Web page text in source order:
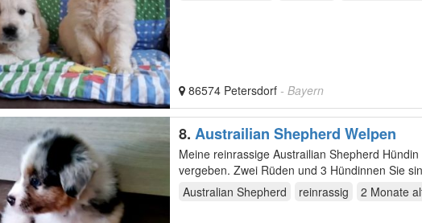
86574 Petersdorf - Bayern
8. Austrailian Shepherd Welpen
Meine reinrassige Austrailian Shepherd
vergeben. Zwei Rüden und 3 Hündinnen Sie sind nun 8 Wochen alt und haben sich prächtig
entwickelt…
Australian Shepherd reinrassig 2 Monate